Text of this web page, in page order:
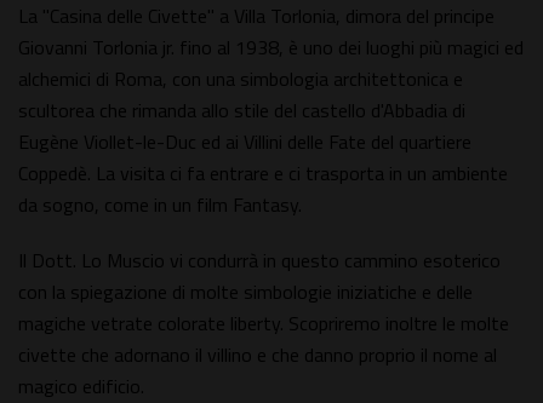
La "Casina delle Civette" a Villa Torlonia, dimora del principe
Giovanni Torlonia jr. fino al 1938, è uno dei luoghi più magici ed
alchemici di Roma, con una simbologia architettonica e
scultorea che rimanda allo stile del castello d'Abbadia di
Eugène Viollet-le-Duc ed ai Villini delle Fate del quartiere
Coppedè. La visita ci fa entrare e ci trasporta in un ambiente
da sogno, come in un film Fantasy.
Il Dott. Lo Muscio vi condurrà in questo cammino esoterico
con la spiegazione di molte simbologie iniziatiche e delle
magiche vetrate colorate liberty. Scopriremo inoltre le molte
civette che adornano il villino e che danno proprio il nome al
magico edificio.